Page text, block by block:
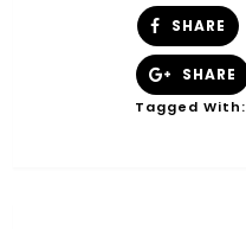
SHARE
SHARE
Tagged With: